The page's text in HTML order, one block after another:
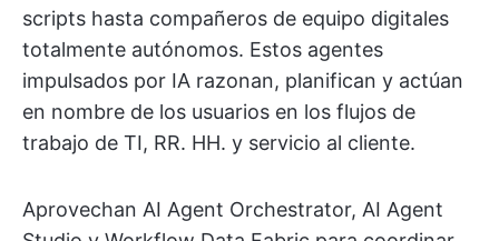
scripts hasta compañeros de equipo digitales
totalmente autónomos. Estos agentes
impulsados por IA razonan, planifican y actúan
en nombre de los usuarios en los flujos de
trabajo de TI, RR. HH. y servicio al cliente.
Aprovechan AI Agent Orchestrator, AI Agent